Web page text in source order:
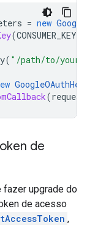
= new
(CONSUMER_KEY
( "/path/to/your/
(request
de
fazer upgrade do
de acesso
,